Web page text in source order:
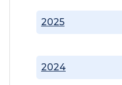
2024
2025